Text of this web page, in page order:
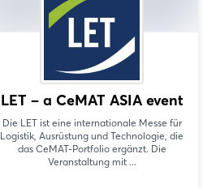
LET – a CeMAT ASIA event
Die LET ist eine internationale Messe für
Logistik, Ausrüstung und Technologie, die
das CeMAT-Portfolio ergänzt. Die
Veranstaltung mit ...